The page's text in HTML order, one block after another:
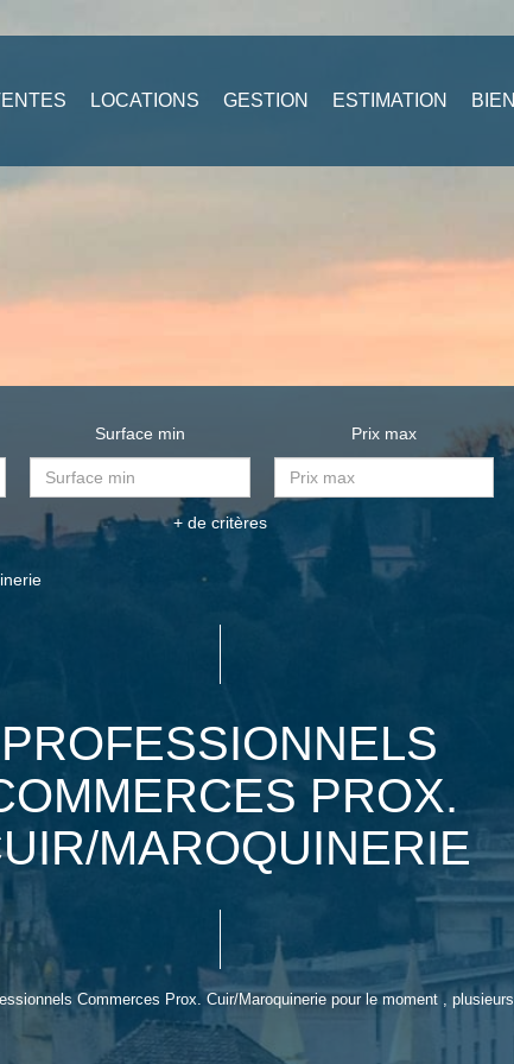
LOCATIONS GESTION ESTIMATION
Surface min Prix max
+ de critères
PROFESSIONNELS
PROX.
MAROQUINERIE
Commerces Prox. Cuir/Maroquinerie pour le moment ,